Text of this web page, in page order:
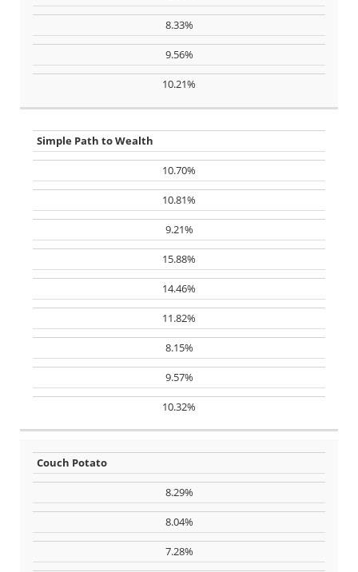
8.33%
9.56%
10.21%
Simple Path to Wealth
10.70%
10.81%
9.21%
15.88%
14.46%
11.82%
8.15%
9.57%
10.32%
Couch Potato
8.29%
8.04%
7.28%